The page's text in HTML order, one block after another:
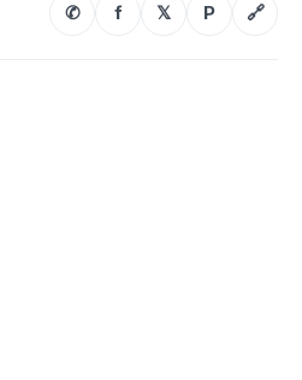
✆ f 𝕏 P 🔗